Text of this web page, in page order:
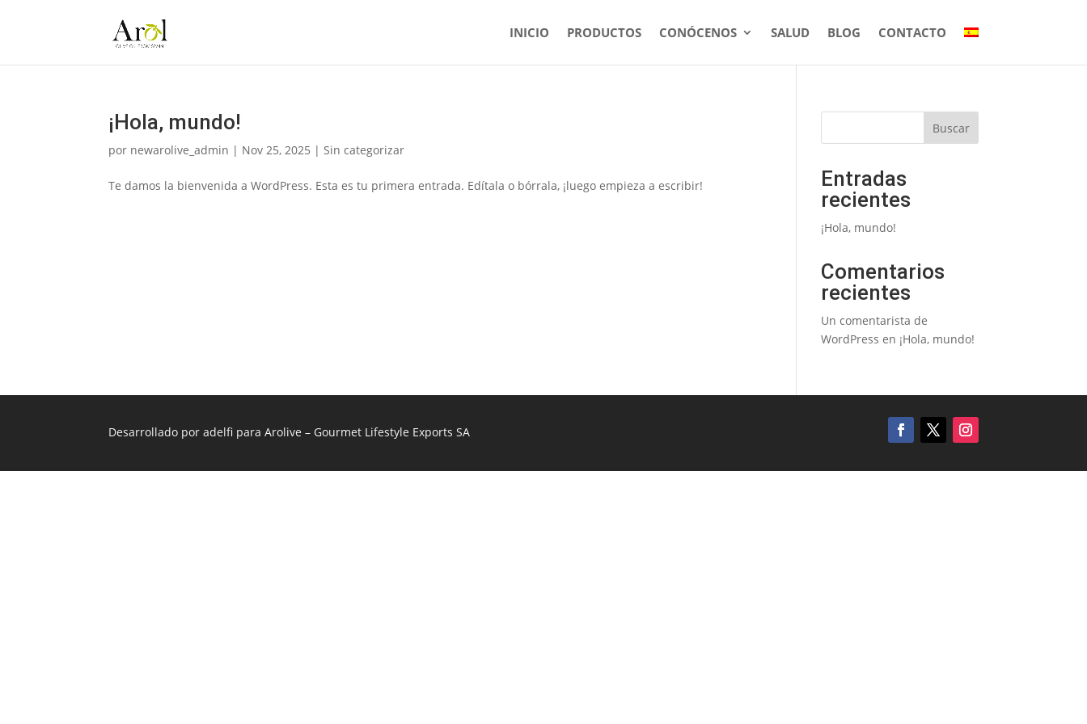
INICIO PRODUCTOS CONÓCENOS SALUD BLOG CONTACTO
¡Hola, mundo!
por newarolive_admin | Nov 25, 2025 |Sin categorizar
Te damos la bienvenida a WordPress. Esta es tu primera entrada. Edítala o bórrala, ¡luego empieza a escribir!
Buscar
Entradas
recientes
¡Hola, mundo!
Comentarios
recientes
Un comentarista de
WordPress en ¡Hola, mundo!
Desarrollado poradelfi para Arolive – Gourmet Lifestyle Exports SA